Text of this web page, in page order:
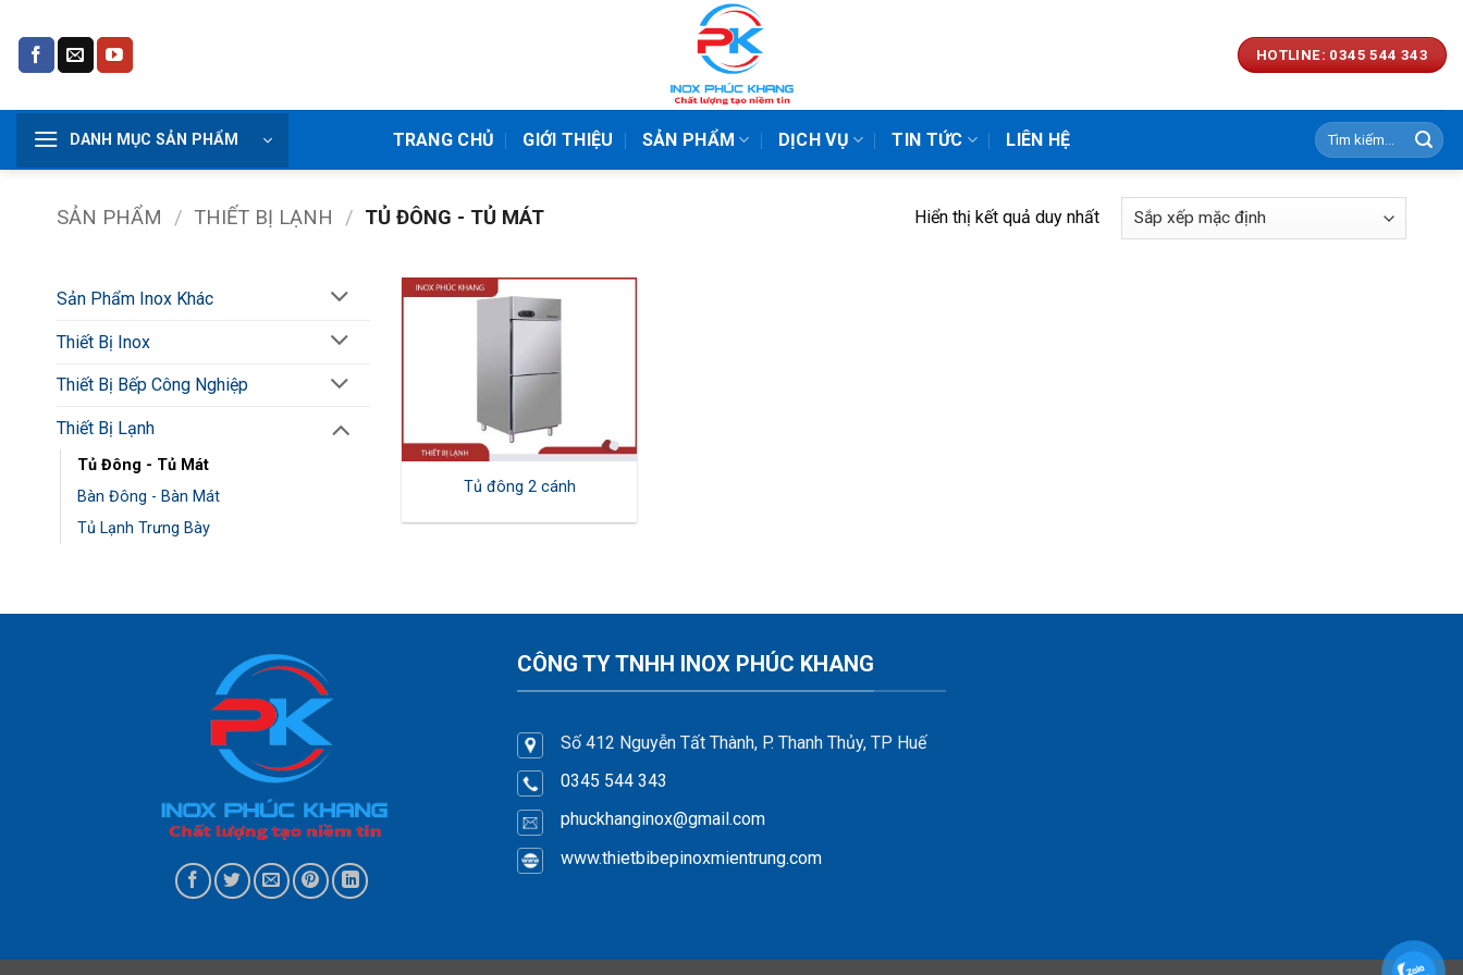
qua
nội
HOTLINE: 0345 544 343
DANH MỤC SẢN PHẨM TRANG CHỦ GIỚI THIỆU SẢN PHẨM DỊCH VỤ TIN TỨC LIÊN HỆ
Tìm
kiếm:
SẢN PHẨM / THIẾT BỊ LẠNH / TỦ ĐÔNG - TỦ MÁT Hiển thị kết quả duy nhất
Sản Phẩm Inox Khác
Thiết Bị Inox
Thiết Bị Bếp Công Nghiệp
Thiết Bị Lạnh
Tủ Đông - Tủ Mát
Bàn Đông - Bàn Mát
Tủ Lạnh Trưng Bày
Tủ đông 2 cánh
CÔNG TY TNHH INOX PHÚC KHANG
Số 412 Nguyễn Tất Thành, P. Thanh Thủy, TP Huế
0345 544 343
phuckhanginox@gmail.com
www.thietbibepinoxmientrung.com